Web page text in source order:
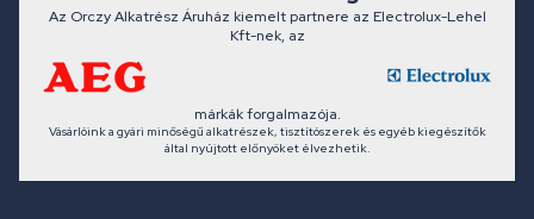
Az Orczy Alkatrész Áruház kiemelt partnere az Electrolux-Lehel
Kft-nek, az
márkák forgalmazója.
Vásárlóink a gyári minőségű alkatrészek, tisztítószerek és egyéb kiegészítők
által nyújtott előnyöket élvezhetik.